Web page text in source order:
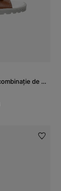
Sandale închise maro-albastre din combinație de piele BARTEK 86804-025